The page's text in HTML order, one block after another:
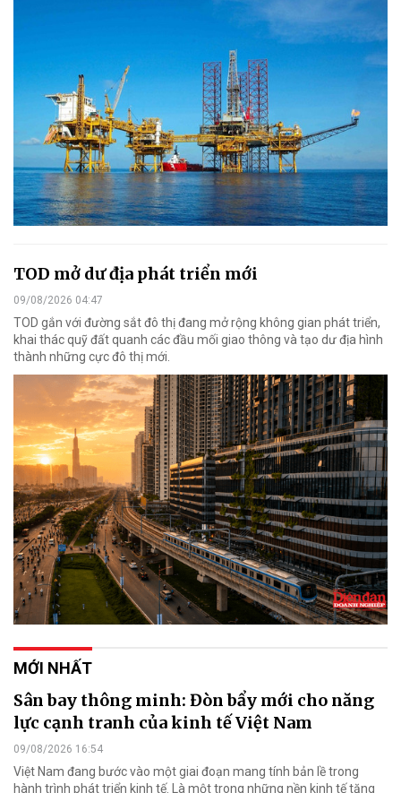
TOD mở dư địa phát triển mới
09/08/2026 04:47
TOD gắn với đường sắt đô thị đang mở rộng không gian phát triển,
khai thác quỹ đất quanh các đầu mối giao thông và tạo dư địa hình
thành những cực đô thị mới.
MỚI NHẤT
Sân bay thông minh: Đòn bẩy mới cho năng
lực cạnh tranh của kinh tế Việt Nam
09/08/2026 16:54
Việt Nam đang bước vào một giai đoạn mang tính bản lề trong
hành trình phát triển kinh tế. Là một trong những nền kinh tế tăng